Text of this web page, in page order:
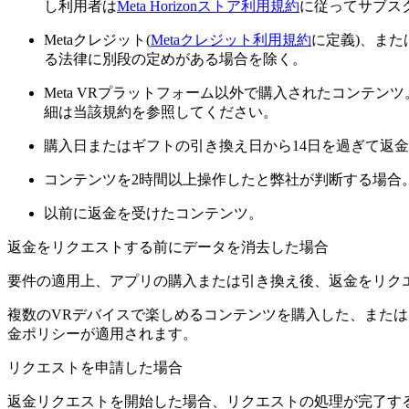
し利用者はMeta Horizonストア利用規約に従ってサブス
Metaクレジット(Metaクレジット利用規約に定義)、また
る法律に別段の定めがある場合を除く。
Meta VRプラットフォーム以外で購入されたコンテン
細は当該規約を参照してください。
購入日またはギフトの引き換え日から14日を過ぎて返
コンテンツを2時間以上操作したと弊社が判断する場
以前に返金を受けたコンテンツ。
返金をリクエストする前にデータを消去した場合
要件の適用上、アプリの購入または引き換え後、返金をリ
複数のVRデバイスで楽しめるコンテンツを購入した、また
金ポリシーが適用されます。
リクエストを申請した場合
返金リクエストを開始した場合、リクエストの処理が完了